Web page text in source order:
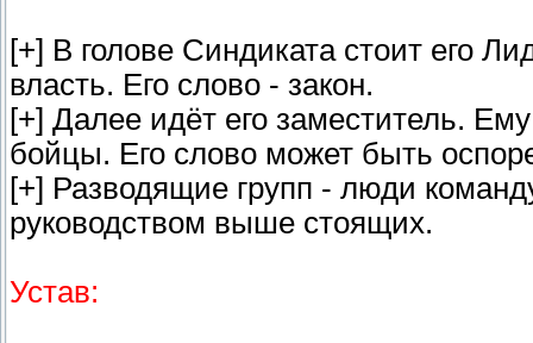
[+] В голове Синдиката стоит его
власть. Его слово - закон.
[+] Далее идёт его заместитель.
бойцы. Его слово может быть
[+] Разводящие групп - люди
руководством выше стоящих.
Устав: